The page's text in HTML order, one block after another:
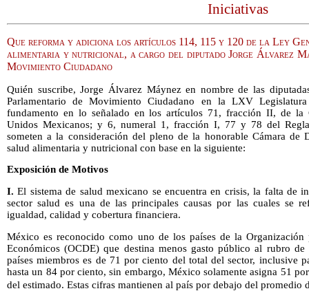
Iniciativas
Que reforma y adiciona los artículos 114, 115 y 120 de la Ley
alimentaria y nutricional, a cargo del diputado Jorge Álvarez
Movimiento Ciudadano
Quién suscribe, Jorge Álvarez Máynez en nombre de las
Parlamentario de Movimiento Ciudadano en la LXV
fundamento en lo señalado en los artículos 71, fracción II, de la
Unidos Mexicanos; y 6, numeral 1, fracción I, 77 y 78 del
someten a la consideración del pleno de la honorable Cámara de
salud alimentaria y nutricional con base en la siguiente:
Exposición de Motivos
I.El sistema de salud mexicano se encuentra en crisis, la falta de
sector salud es una de las principales causas por las cuales se
igualdad, calidad y cobertura financiera.
México es reconocido como uno de los países de la
Económicos (OCDE) que destina menos gasto público al rubro
países miembros es de 71 por ciento del total del sector, inclusive
hasta un 84 por ciento, sin embargo, México solamente asigna 51
del estimado. Estas cifras mantienen al país por debajo del promedio